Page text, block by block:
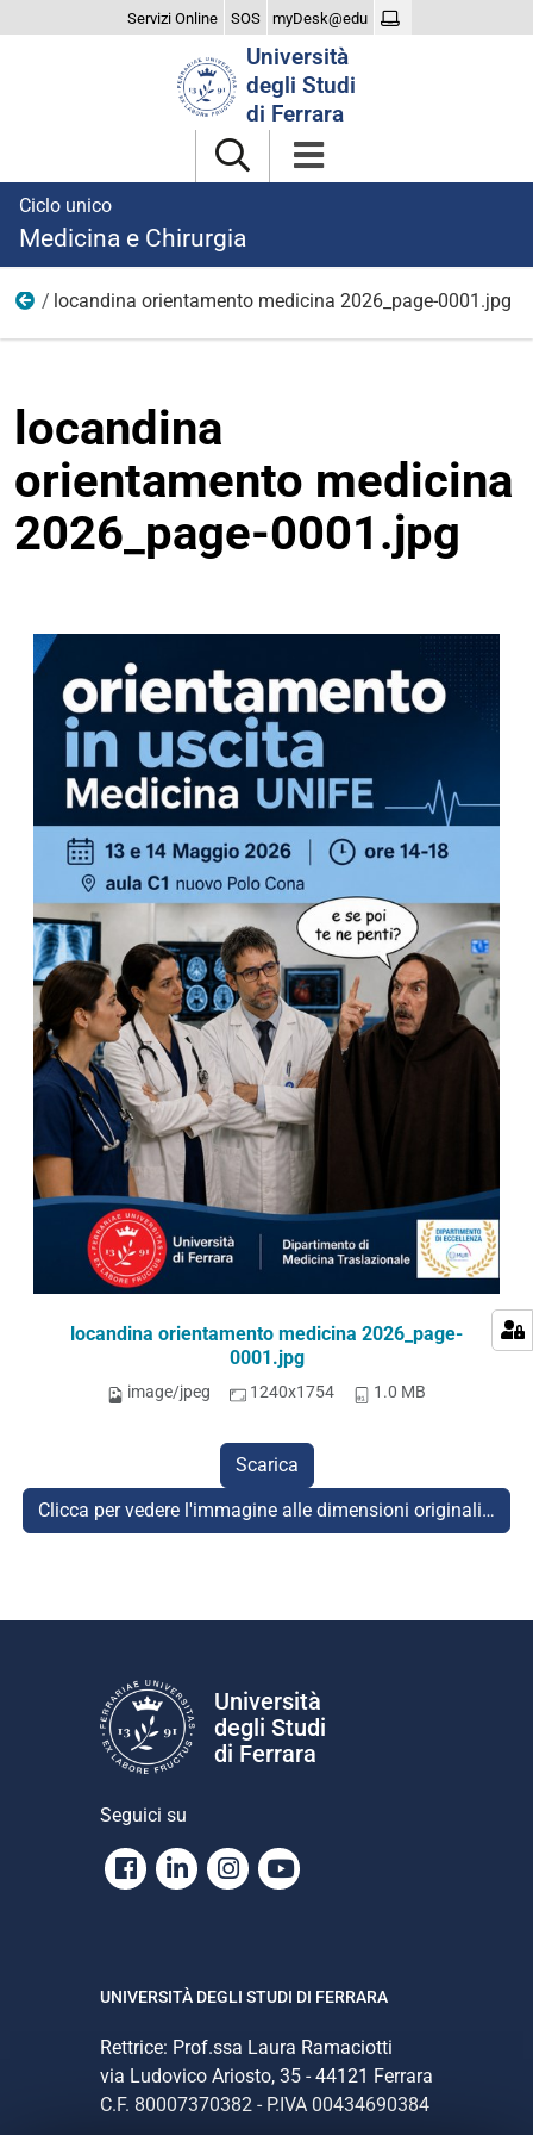
Servizi Online SOS myDesk@edu
Università
degli Studi
di Ferrara
Ciclo unico
Medicina e Chirurgia
2026
locandina orientamento medicina 2026_page-0001.jpg
locandina
orientamento medicina
2026_page-0001.jpg
locandina orientamento medicina 2026_page-
0001.jpg
image/jpeg 1240x1754 1.0 MB
Scarica
Clicca per vedere l'immagine alle dimensioni originali…
Università
degli Studi
di Ferrara
Seguici su
Facebook
LinkedinInstagram
Youtube
UNIVERSITÀ DEGLI STUDI DI FERRARA
Rettrice: Prof.ssa Laura Ramaciotti
via Ludovico Ariosto, 35 - 44121 Ferrara
C.F. 80007370382 - P.IVA 00434690384